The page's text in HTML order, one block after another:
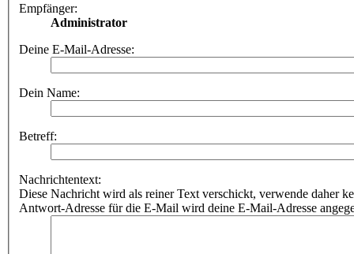
Empfänger:
Administrator
Deine E-Mail-Adresse:
Dein Name:
Betreff:
Nachrichtentext:
Diese Nachricht wird als reiner Text verschickt, verwende daher
Antwort-Adresse für die E-Mail wird deine E-Mail-Adresse